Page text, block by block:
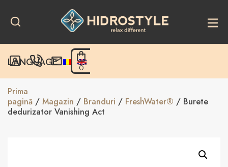
content
LANGUAGE
0
Prima
pagină / Magazin / Branduri / FreshWater® / Burete
dedurizator Vanishing Act